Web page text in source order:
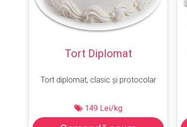
Tort Diplomat
Tort diplomat, clasic şi protocolar
149 Lei/kg